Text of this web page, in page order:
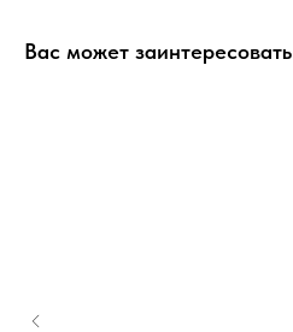
Вас может заинтересовать